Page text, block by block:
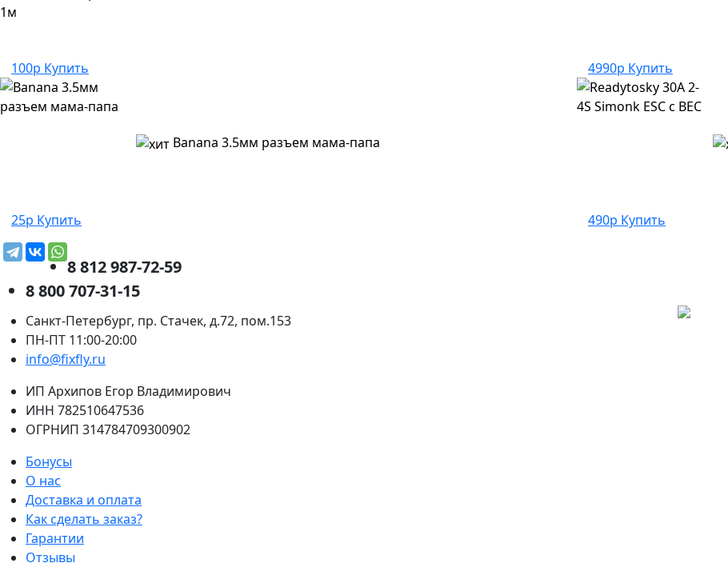
100р Купить
Banana 3.5мм разъем мама-папа
25р Купить
4990р Купить
490р Купить
8 812 987-72-59
8 800 707-31-15
Санкт-Петербург, пр. Стачек, д.72, пом.153
ПН-ПТ 11:00-20:00
info@fixfly.ru
ИП Архипов Егор Владимирович
ИНН 782510647536
ОГРНИП 314784709300902
Бонусы
О нас
Доставка и оплата
Как сделать заказ?
Гарантии
Отзывы